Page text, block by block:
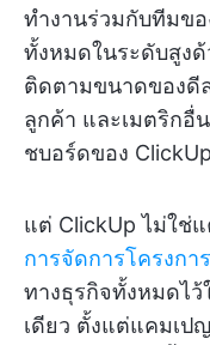
ทำงานร่วมกับทีมข
ทั้งหมดในระดับสูง
ติดตามขนาดของดี
ลูกค้า และเมตริกอื่
ชบอร์ดของ ClickUp
แต่ ClickUp ไม่ใช่
การจัดการโครงการ
ทางธุรกิจทั้งหมดไว้
เดียว ตั้งแต่แคมเป